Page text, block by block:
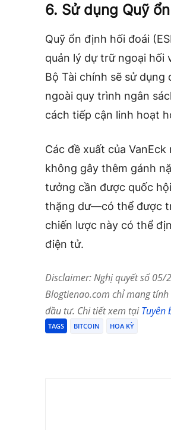
6. Sử dụng Quỹ
Quỹ ổn định hối đoái
quản lý dự trữ ngoại hối
Bộ Tài chính sẽ sử dụng
ngoài quy trình ngân
cách tiếp cận linh hoạt
Các đề xuất của
không gây thêm gánh
tưởng cần được quốc
thặng dư—có thể được
chiến lược này có thể
điện tử.
Disclaimer: Nghị quyết số
Blogtienao.com chỉ mang
đầu tư. Chi tiết xem tạiTuyên
TAGS BITCOIN HOA KỲ